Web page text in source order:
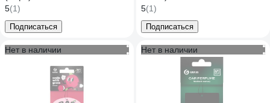
5(1)
Подписаться
5(1)
Подписаться
Нет в наличии Нет в наличии